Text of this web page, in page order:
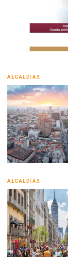
ALCALDÍAS
ALCALDÍAS